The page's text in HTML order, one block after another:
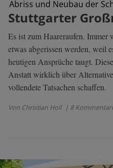
Abriss und Neubau der
Stuttgarter
Es ist zum Haareraufen.
etwas abgerissen werden, weil
heutigen Ansprüche taugt.
Anstatt wirklich über
vollendete Tatsachen schaffen.
Von Christian Holl | 8